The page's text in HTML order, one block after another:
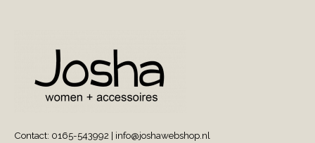
Contact: 0165-543992 | info@joshawebshop.nl